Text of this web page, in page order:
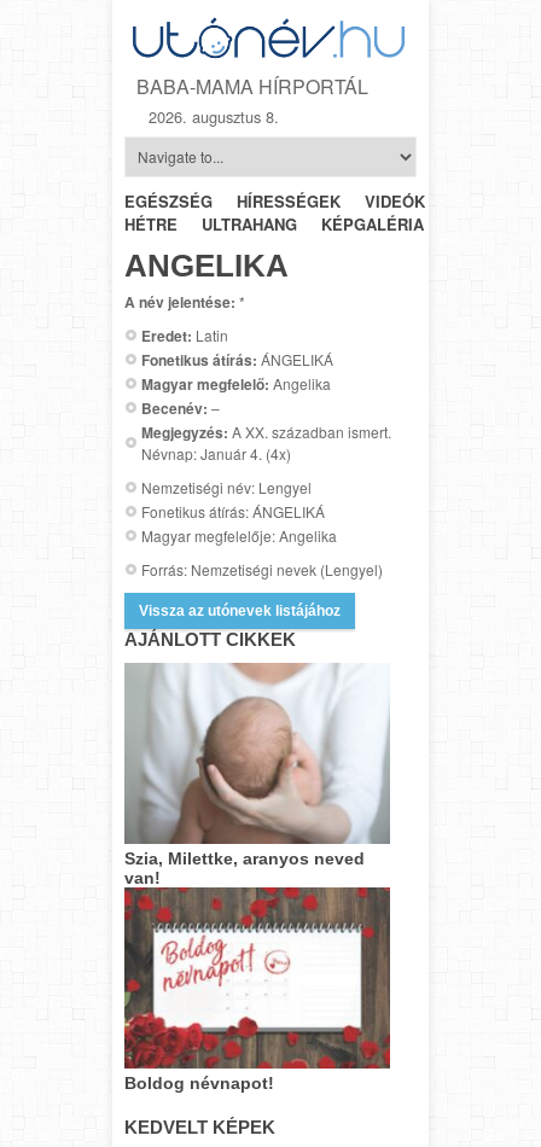
BABA-MAMA HÍRPORTÁL
2026. augusztus 8.
EGÉSZSÉG HÍRESSÉGEK VIDEÓK
HÉTRŐL-
HÉTRE
ULTRAHANG KÉPGALÉRIA
ANGELIKA
A név jelentése: *
Eredet: Latin
Fonetikus átírás: ÁNGELIKÁ
Magyar megfelelő: Angelika
Becenév: –
Megjegyzés: A XX. században ismert.
Névnap: Január 4. (4x)
Nemzetiségi név: Lengyel
Fonetikus átírás: ÁNGELIKÁ
Magyar megfelelője: Angelika
Forrás: Nemzetiségi nevek (Lengyel)
Vissza az utónevek listájához
AJÁNLOTT CIKKEK
Szia, Milettke, aranyos neved
van!
Boldog névnapot!
KEDVELT KÉPEK